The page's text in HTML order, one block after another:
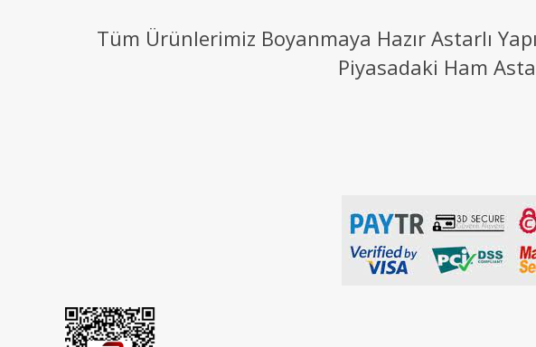
Tüm Ürünlerimiz Boyanmaya Hazır Astarlı
Piyasadaki Ham